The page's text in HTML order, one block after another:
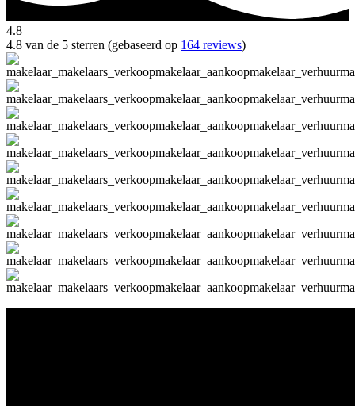
4.8
4.8 van de 5 sterren (gebaseerd op 164 reviews)